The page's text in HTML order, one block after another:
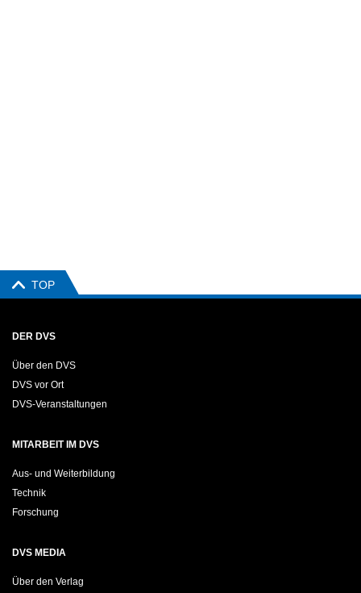
TOP
DER DVS
Über den DVS
DVS vor Ort
DVS-Veranstaltungen
MITARBEIT IM DVS
Aus- und Weiterbildung
Technik
Forschung
DVS MEDIA
Über den Verlag